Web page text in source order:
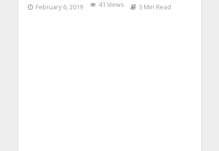
February 6, 2019 41 Views 3 Min Read